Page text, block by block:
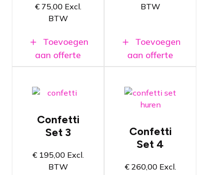
Alle
benodigde
in één set
€75,00Excl.
BTW
Toevoegen
aan offerte
Alle
BTW
Toevoegen
aan offerte
Compacte
Spetterend
effect voor
evenement
Alle
Confetti
Set 3
€195,00Excl.
BTW
Compacte
set met
acht
Spetterend
effect voor
jouw
Alle
Confetti
Set 4
€260,00Excl.